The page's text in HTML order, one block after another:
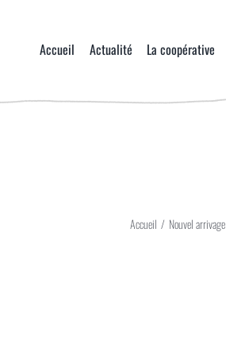
Accueil Actualité La coopérative
Accueil / Nouvel arrivage